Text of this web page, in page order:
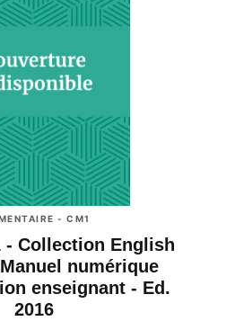
- CM1
- Collection English
numérique
enseignant - Ed.
2016